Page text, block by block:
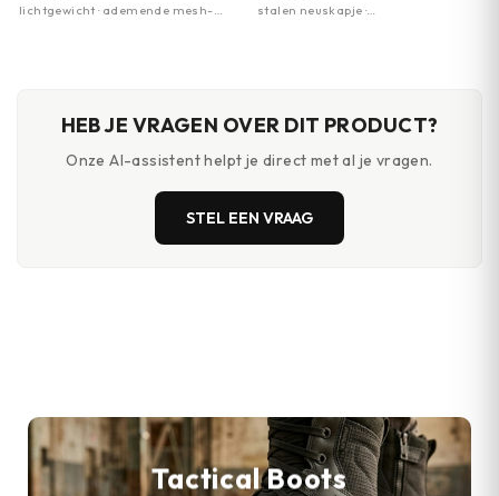
lichtgewicht · ademende mesh-
stalen neuskapje ·
HEB JE VRAGEN OVER DIT PRODUCT?
Onze AI-assistent helpt je direct met al je vragen.
STEL EEN VRAAG
Tactical Boots